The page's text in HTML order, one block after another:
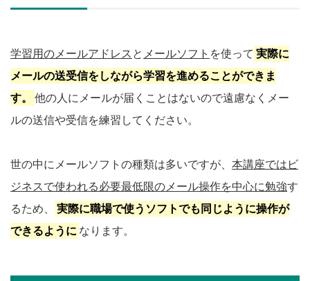
学習用のメールアドレス と メールソフト を使って 実際に
メールの送受信をしながら学習を進めることができま
す。
他の人にメールが届くことはないので遠慮なくメー
ルの送信や受信を練習してください。
世の中にメールソフトの種類は多いですが、 本講座ではビ
ジネスで使われる必要最低限のメール操作を中心に勉強す
るため、
実際に職場で使うソフトでも同じように操作が
できるように なります。